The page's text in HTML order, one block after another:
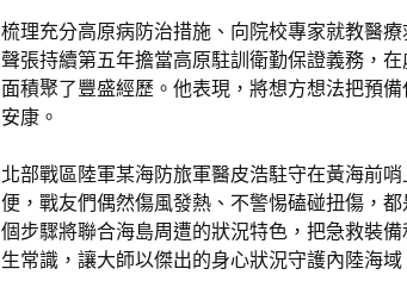
梳理充分高原病防治措施、向院校專家就教醫
聲張持續第五年擔當高原駐訓衛勤保證義務，
面積聚了豐盛經歷。他表現，將想方想法把預
安康。
北部戰區陸軍某海防旅軍醫皮浩駐守在黃海前
便，戰友們偶然傷風發熱、不警惕磕碰扭傷，
個步驟將聯合海島周遭的狀況特色，把急救裝
生常識，讓大師以傑出的身心狀況守護內陸海域